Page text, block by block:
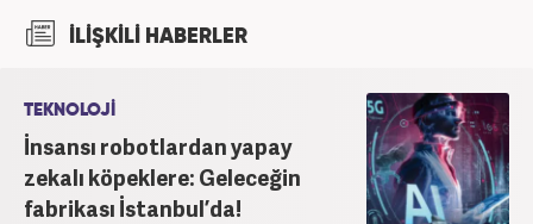
Çalışma hayatına Haber7.com bünyesindeki
İLİŞKİLİ HABERLER
TEKNOLOJİ
İnsansı robotlardan yapay
zekalı köpeklere: Geleceğin
fabrikası İstanbul’da!